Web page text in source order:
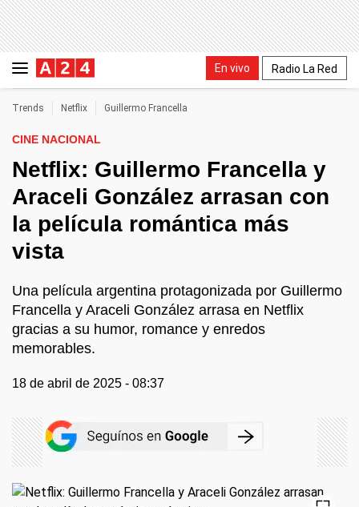
En vivo Radio La Red
Trends Netflix Guillermo Francella
CINE NACIONAL
Netflix: Guillermo Francella y
Araceli González arrasan con
la película romántica más
vista
Una película argentina protagonizada por Guillermo
Francella y Araceli González arrasa en Netflix
gracias a su humor, romance y enredos
memorables.
18 de abril de 2025 - 08:37